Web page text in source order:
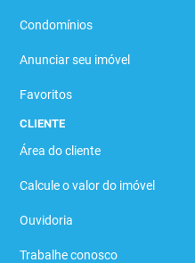
Condomínios
Anunciar seu imóvel
Favoritos
CLIENTE
Área do cliente
Calcule o valor do imóvel
Ouvidoria
Trabalhe conosco